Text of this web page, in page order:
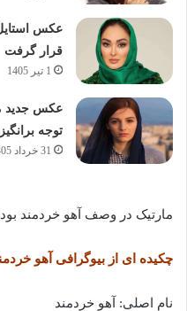
عکس
قرار گرفت
1 تیر 1405
عکس جدید
توجه
31 خرداد 1405
مارتیک در وصف آهو خردمند
چکیده ای از بیوگرافی آهو
نام اصلی: آهو خردمند